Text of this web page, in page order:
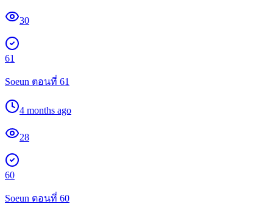
30
61
Soeun ตอนที่ 61
4 months ago
28
60
Soeun ตอนที่ 60